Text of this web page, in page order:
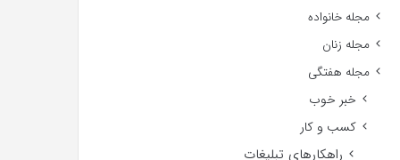
مجله خانواده
مجله زنان
مجله هفتگی
خبر خوب
کسب و کار
راهکارهای تبلیغات